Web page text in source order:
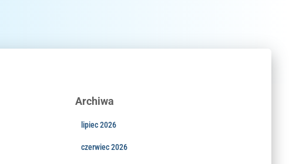
Archiwa
lipiec 2026
czerwiec 2026